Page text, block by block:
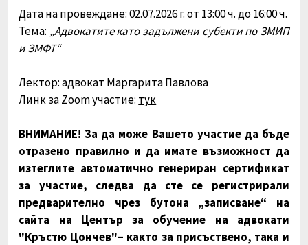
Дата на провеждане: 02.07.2026 г. от 13:00 ч. до 16:00 ч.
Тема: „Адвокатите като задължени субекти по ЗМИП
и ЗМФТ“
Лектор: адвокат Маргарита Павлова
Линк за Zoom участие: тук
ВНИМАНИЕ! За да може Вашето участие да бъде
отразено правилно и да имате възможност да
изтеглите автоматично генериран сертификат
за участие, следва да сте се регистрирали
предварително чрез бутона „записване“ на
сайта на Център за обучение на адвокати
"Кръстю Цончев"– както за присъствено, така и